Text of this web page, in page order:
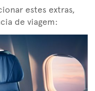
estes extras,
de viagem: